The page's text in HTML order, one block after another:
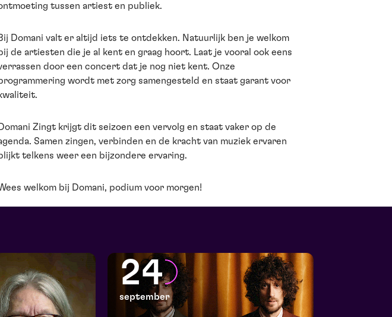
tussen artiest en publiek.
Domani valt er altijd iets te ontdekken. Natuurlijk ben je welkom
de artiesten die je al kent en graag hoort. Laat je vooral ook eens
door een concert dat je nog niet kent. Onze
wordt met zorg samengesteld en staat garant voor
Domani Zingt krijgt dit seizoen een vervolg en staat vaker op de
Samen zingen, verbinden en de kracht van muziek ervaren
telkens weer een bijzondere ervaring.
welkom bij Domani, podium voor morgen!
24
september